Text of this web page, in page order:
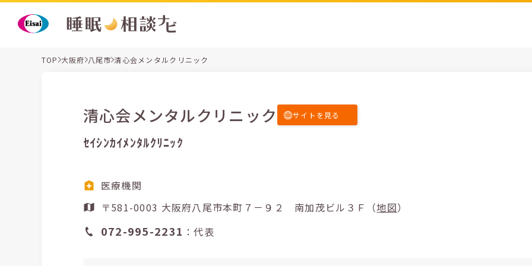
TOP 大阪府 八尾市 清心会メンタルクリニック
清心会メンタルクリニック サイトを見る
ｾｲｼﾝｶｲﾒﾝﾀﾙｸﾘﾆｯｸ
医療機関
〒581-0003 大阪府八尾市本町７－９２ 南加茂ビル３Ｆ（地図）
072-995-2231 ：代表